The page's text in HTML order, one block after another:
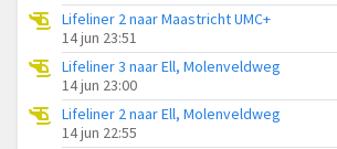
Lifeliner 2 naar Maastricht UMC+
14 jun 23:51
Lifeliner 3 naar Ell, Molenveldweg
14 jun 23:00
Lifeliner 2 naar Ell, Molenveldweg
14 jun 22:55